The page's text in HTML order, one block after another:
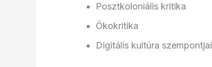
Posztkoloniális kritika
Ökokritika
Digitális kultúra szempontjai